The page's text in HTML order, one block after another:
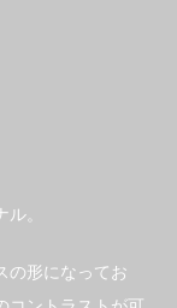
。
の形になってお